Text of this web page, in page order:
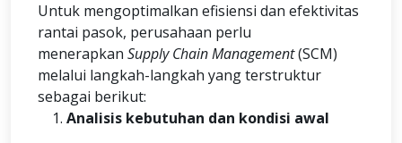
Untuk mengoptimalkan efisiensi dan efektivitas
rantai pasok, perusahaan perlu
menerapkan Supply Chain Management(SCM)
melalui langkah-langkah yang terstruktur
sebagai berikut:
Analisis kebutuhan dan kondisi awal